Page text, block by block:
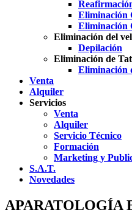
Eliminación
Eliminación
Eliminación del
Depilación
Eliminación de
Eliminación
Venta
Alquiler
Servicios
Venta
Alquiler
Servicio Técnico
Formación
Marketing y
S.A.T.
Novedades
APARATOLOGÍA